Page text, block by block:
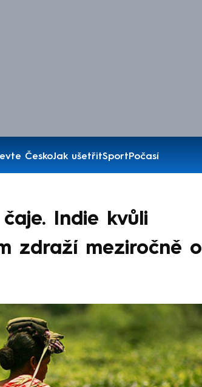
ČeskoJak ušetřitSportPočasí
Indie kvůli
zdraží meziročně o